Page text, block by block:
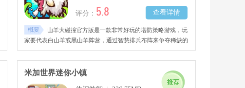
查看详情
评分： 5.8
概要
山羊大碰撞官方版是一款非常好玩的塔防策略游戏，玩
家要代表白山羊或黑山羊阵营，通过智慧排兵布阵来争夺稀缺的
草地资源，根据卡槽中的山羊体型和敌方进攻路线，在五条战线
上进行精准部署，三种特色玩法模式各具趣味，可以挑战AI也可
与其他玩家实时对战，快来下载吧！
米加世界迷你小镇